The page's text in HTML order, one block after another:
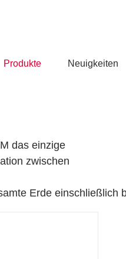
Produkte Neuigkeiten
das einzige
zwischen
Erde einschließlich